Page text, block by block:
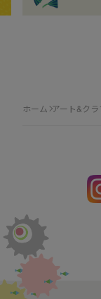
ホーム アート&クラ